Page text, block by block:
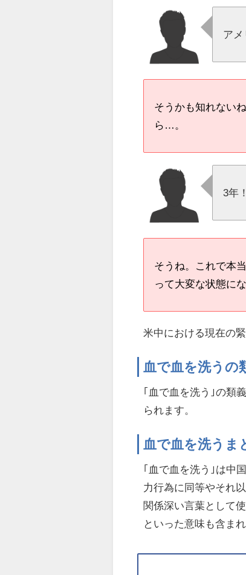
アメ
そうかも知れない
ら…。
3年
そうね。これで本
って大変な状態に
米中における現在の
血で血を洗うの
｢血で血を洗う｣の類
られます。
血で血を洗うま
｢血で血を洗う｣は中
力行為に同等やそれ
関係深い言葉として
といった意味も含まれ